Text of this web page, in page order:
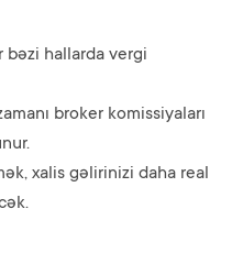
bəzi hallarda vergi
broker komissiyaları
xalis gəlirinizi daha real